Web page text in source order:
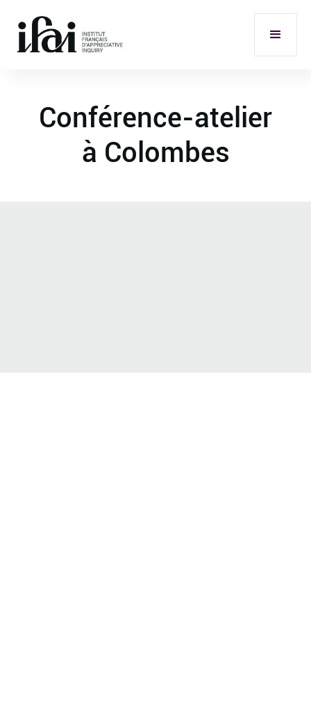
Conférence-atelier
à Colombes